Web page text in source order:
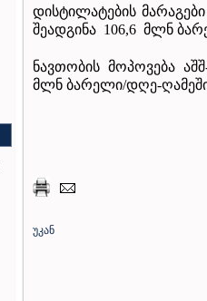
დისტილატების
შეადგინა 106,6 მლნ
ნავთობის მოპოვება
მლნ ბარელი/დღე-
უკან